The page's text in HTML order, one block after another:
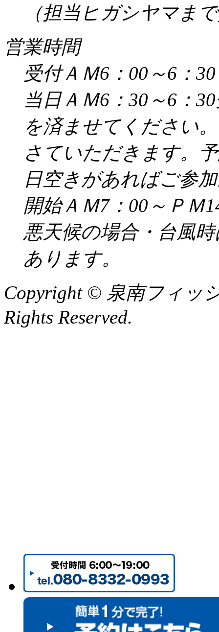
（担当ヒガシヤマま
営業時間
受付ＡＭ6：00～6：30
当日ＡＭ6：30～6：
を済ませてください
さていただきます。
日空きがあればご参
開始ＡＭ7：00～ＰＭ
悪天候の場合・台風
あります。
Copyright © 泉南フィッ
Rights Reserved.